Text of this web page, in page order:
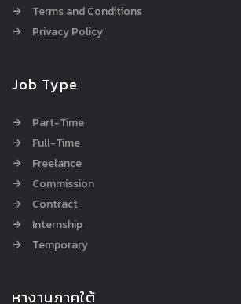
Terms and Conditions
Privacy Policy
Job Type
Part-Time
Full-Time
Freelance
Commission
Contract
Internship
Temporary
หางานภาคใต้